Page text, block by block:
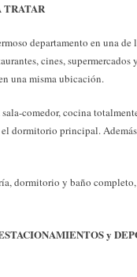
TRATAR
departamento en una de
cines, supermercados
una misma ubicación.
comedor, cocina
dormitorio principal.
dormitorio y baño
y